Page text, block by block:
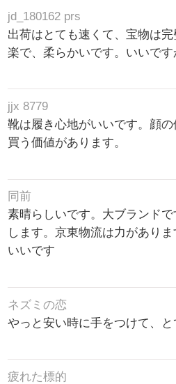
jd_180162 prs
出荷はとても速くて、宝物は
楽で、柔らかいです。いいです
jjx 8779
靴は履き心地がいいです。顔の
買う価値があります。
同前
素晴らしいです。大ブランド
します。京東物流は力があり
いいです
ネズミの恋
やっと安い時に手をつけて、と
疲れた標的